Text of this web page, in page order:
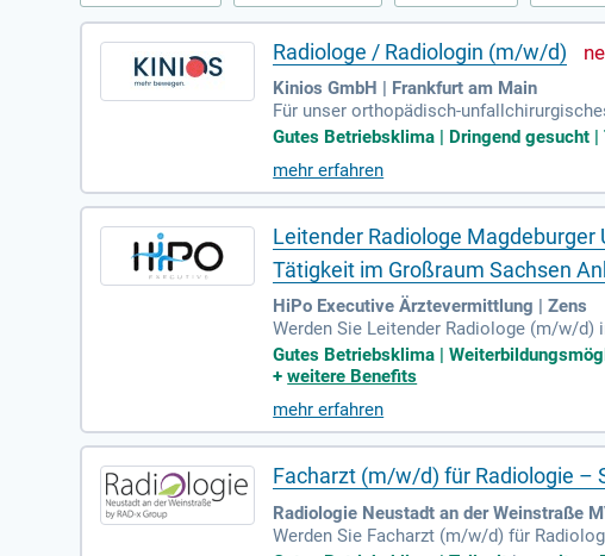
Radiologe / Radiologin (m/w/d)
Kinios GmbH | Frankfurt am Main
Für unser orthopädisch-
n unserer Praxis führen wir über 3.000
e MRT-Untersuchungen vor Ort und
ist du für die Befundung der
allchirurgischen Ärzteteam ist
Gutes Betriebsklima | Dringend gesucht |
mehr erfahren
Leitender Radiologe
Tätigkeit im Großraum Sachsen
HiPo Executive Ärztevermittlung | Zens
Werden Sie Leitender Radiologe (m/w/d)
gen und kollegialer Zusammenarbeit.
öglichkeiten. Diese Position ermöglicht
erne Radiologie, die Teamgeist und
Gutes Betriebsklima |
+weitere Benefits
mehr erfahren
Facharzt (m/w/d) für Radiologie –
Radiologie Neustadt an der Weinstraße
Werden Sie Facharzt (m/w/d) für